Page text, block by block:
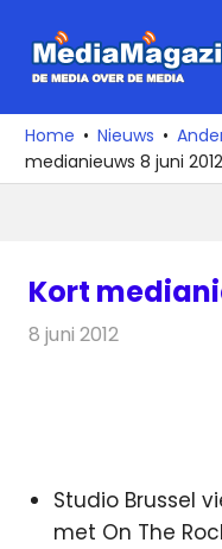
naar
media
over
de
Home Nieuws
medianieuws 8 juni 2012
Kort
8 juni 2012
Studio Brussel
met On The